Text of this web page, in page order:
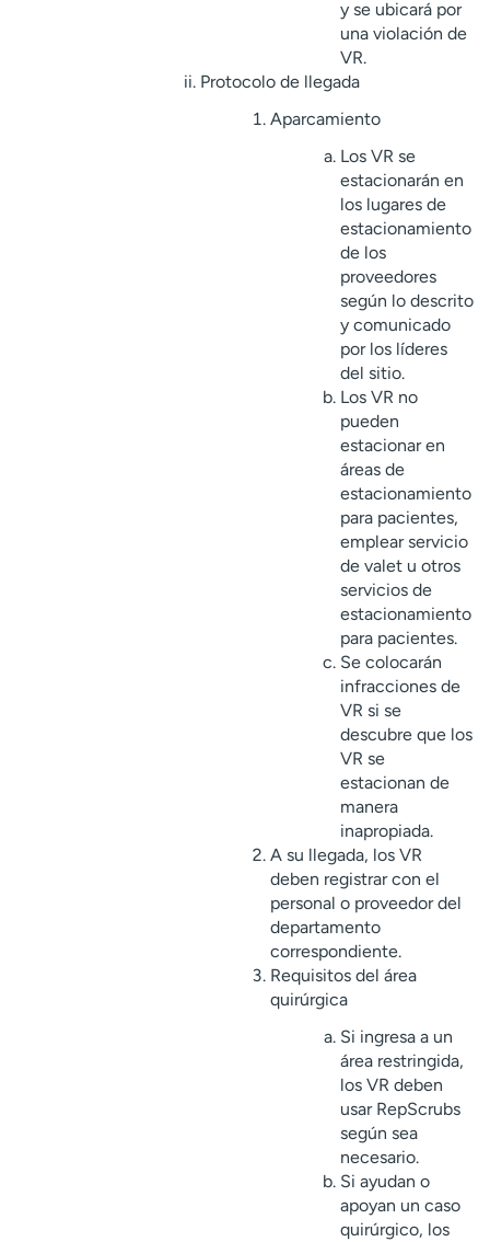
y se ubicará por
una violación de
VR.
Protocolo de llegada
Aparcamiento
Los VR se
estacionarán en
los lugares de
estacionamiento
de los
proveedores
según lo descrito
y comunicado
por los líderes
del sitio.
Los VR no
pueden
estacionar en
áreas de
estacionamiento
para pacientes,
emplear servicio
de valet u otros
servicios de
estacionamiento
para pacientes.
Se colocarán
infracciones de
VR si se
descubre que los
VR se
estacionan de
manera
inapropiada.
A su llegada, los VR
deben registrar con el
personal o proveedor del
departamento
correspondiente.
Requisitos del área
quirúrgica
Si ingresa a un
área restringida,
los VR deben
usar RepScrubs
según sea
necesario.
Si ayudan o
apoyan un caso
quirúrgico, los